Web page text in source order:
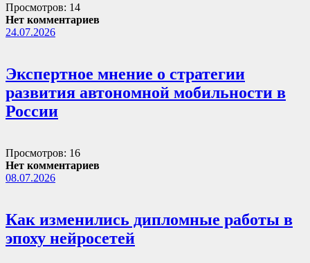
Просмотров: 14
Нет комментариев
24.07.2026
Экспертное мнение о стратегии
развития автономной мобильности в
России
Просмотров: 16
Нет комментариев
08.07.2026
Как изменились дипломные работы в
эпоху нейросетей